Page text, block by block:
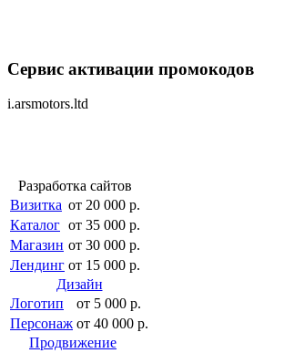
Сервис активации промокодов
i.arsmotors.ltd
Разработка сайтов
Визитка от 20 000 р.
Каталог от 35 000 р.
Магазин от 30 000 р.
Лендинг от 15 000 р.
Дизайн
Логотип
от 5 000 р.
Персонаж от 40 000 р.
Продвижение